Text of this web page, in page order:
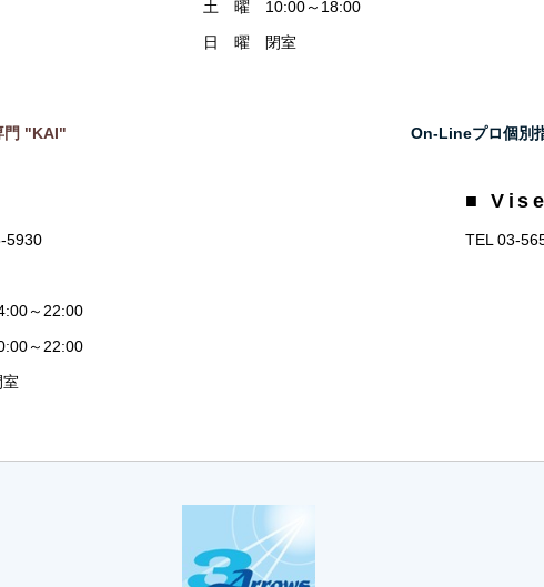
土 曜 10:00～18:00
日 曜 閉室
門 "KAI"
5930
～22:00
～22:00
On-Lineプロ個別
■
TEL 03-